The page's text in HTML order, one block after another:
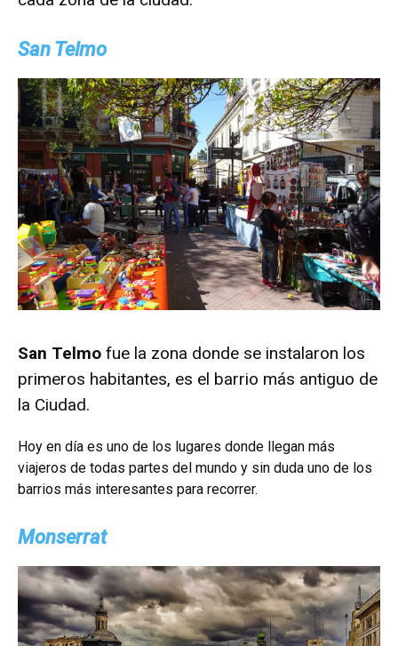
San Telmo
San Telmo fue la zona donde se instalaron los
primeros habitantes, es el barrio más antiguo de
la Ciudad.
Hoy en día es uno de los lugares donde llegan más
viajeros de todas partes del mundo y sin duda uno de los
barrios más interesantes para recorrer.
Monserrat